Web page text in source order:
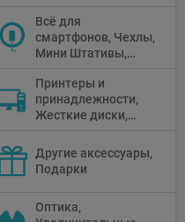
Всё для
смартфонов, Чехлы,
Мини Штативы,
Принтеры и
принадлежности,
Жесткие диски,
Проекторы,
Графические
Планшеты, Бумага
Другие аксессуары,
Подарки
Оптика,